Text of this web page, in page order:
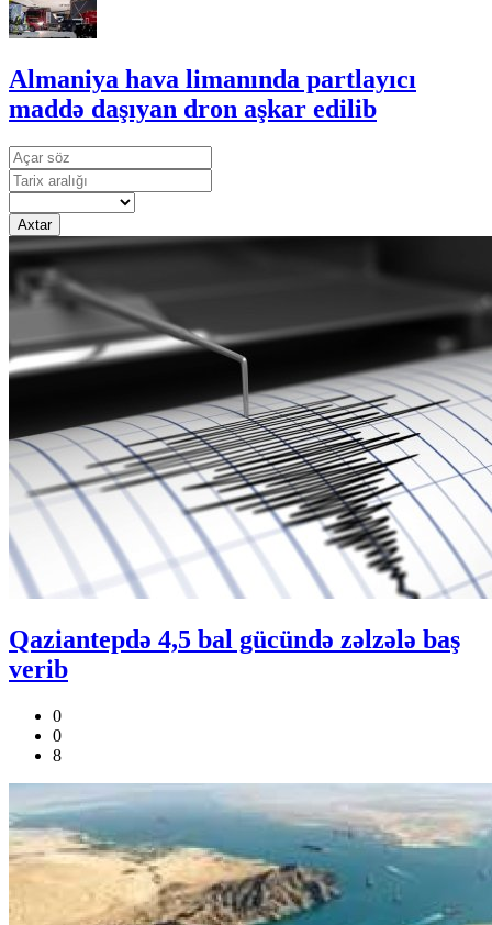
Almaniya hava limanında partlayıcı
maddə daşıyan dron aşkar edilib
Axtar
Qaziantepdə 4,5 bal gücündə zəlzələ baş
verib
0
0
8